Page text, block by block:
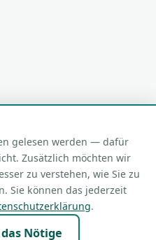
gelesen werden — dafür
Zusätzlich möchten wir
zu verstehen, wie Sie zu
Sie können das jederzeit
.
Nötige